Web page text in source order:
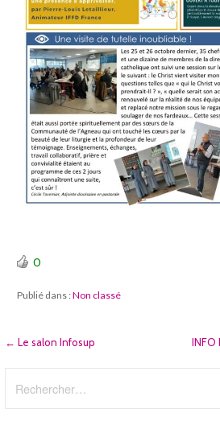
0
Publié dans :Non classé
Navigation
← Le salon Infosup INFO